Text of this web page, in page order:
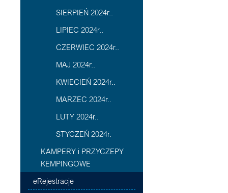
SIERPIEŃ 2024r..
LIPIEC 2024r..
CZERWIEC 2024r..
MAJ 2024r..
KWIECIEŃ 2024r..
MARZEC 2024r..
LUTY 2024r..
STYCZEŃ 2024r.
KAMPERY i PRZYCZEPY
KEMPINGOWE
eRejestracje